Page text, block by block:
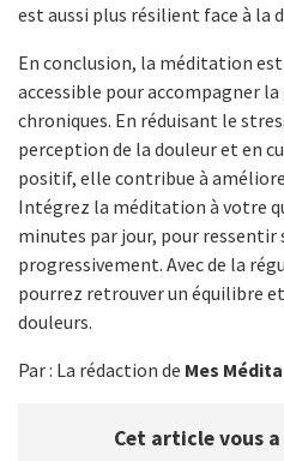
est aussi plus résilient face à la
En conclusion, la méditation
accessible pour accompagner
chroniques. En réduisant le
perception de la douleur et en
positif, elle contribue à
Intégrez la méditation à votre
minutes par jour, pour ressentir
progressivement. Avec de la
pourrez retrouver un équilibre
douleurs.
Par : La rédaction de Mes
Cet article vous